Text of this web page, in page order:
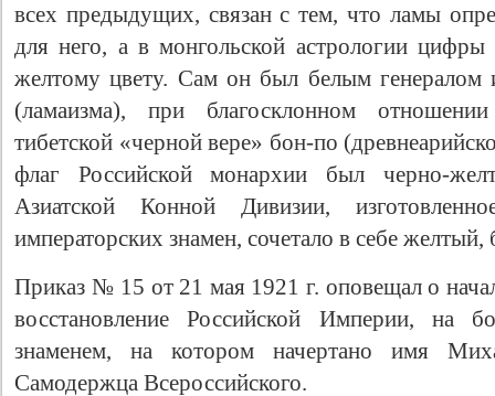
всех предыдущих, связан с тем, что ламы
для него, а в монгольской астрологии
желтому цвету. Сам он был белым генералом
(ламаизма), при благосклонном
тибетской «черной вере» бон-по
флаг Российской монархии был черно-
Азиатской Конной Дивизии,
императорских знамен, сочетало в себе
Приказ № 15 от 21 мая 1921 г. оповещал о
восстановление Российской Империи, на
знаменем, на котором начертано имя
Самодержца Всероссийского.